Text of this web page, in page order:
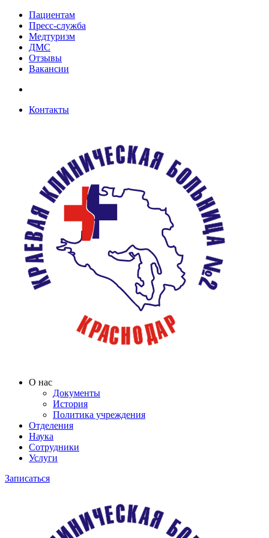
Пациентам
Пресс-служба
Медтуризм
ДМС
Отзывы
Вакансии
Контакты
О нас
Документы
История
Политика учреждения
Отделения
Наука
Сотрудники
Услуги
Записаться